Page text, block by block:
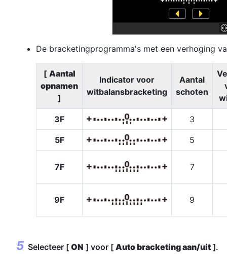
De bracketingprogramma's met een verhoging
[ Aantal
opnamen
]
Indicator voor
witbalansbracketing
Aantal
schoten
3F 3
5F 5
7F 7
9F 9
Selecteer [ ON ] voor [ Auto bracketing aan/uit ].